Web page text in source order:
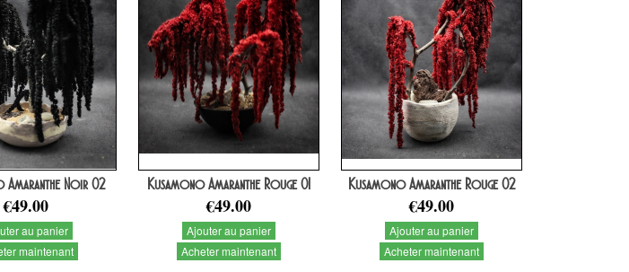
Amaranthe Noir 02
€49.00
au panier
maintenant
Kusamono Amaranthe Rouge 01
€49.00
Ajouter au panier
Acheter maintenant
Kusamono Amaranthe Rouge 02
€49.00
Ajouter au panier
Acheter maintenant